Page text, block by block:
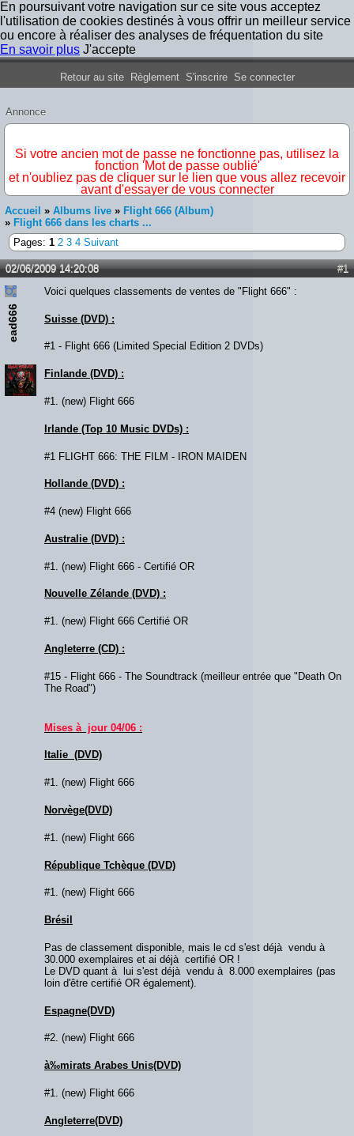
En poursuivant votre navigation sur ce site vous acceptez
l'utilisation de cookies destinés à vous offrir un meilleur service
ou encore à réaliser des analyses de fréquentation du site
En savoir plus J'accepte
Forum Iron Maiden France
Retour au site Règlement S'inscrire Se connecter
Annonce
Si votre ancien mot de passe ne fonctionne pas, utilisez la
fonction 'Mot de passe oublié'
et n'oubliez pas de cliquer sur le lien que vous allez recevoir
avant d'essayer de vous connecter
Accueil » Albums live » Flight 666 (Album)
» Flight 666 dans les charts ...
Pages: 1 2 3 4 Suivant
#1
02/06/2009 14:20:08
ead666
Voici quelques classements de ventes de "Flight 666" :
Suisse (DVD) :
#1 - Flight 666 (Limited Special Edition 2 DVDs)
Finlande (DVD) :
#1. (new) Flight 666
Irlande (Top 10 Music DVDs) :
#1 FLIGHT 666: THE FILM - IRON MAIDEN
Hollande (DVD) :
#4 (new) Flight 666
Australie (DVD) :
#1. (new) Flight 666 - Certifié OR
Nouvelle Zélande (DVD) :
#1. (new) Flight 666 Certifié OR
Angleterre (CD) :
#15 - Flight 666 - The Soundtrack (meilleur entrée que "Death On
The Road")
Mises à jour 04/06 :
Italie (DVD)
#1. (new) Flight 666
Norvège(DVD)
#1. (new) Flight 666
République Tchèque (DVD)
#1. (new) Flight 666
Brésil
Pas de classement disponible, mais le cd s'est déjà vendu à
30.000 exemplaires et ai déjà certifié OR !
Le DVD quant à lui s'est déjà vendu à 8.000 exemplaires (pas
loin d'être certifié OR également).
Espagne(DVD)
#2. (new) Flight 666
à‰mirats Arabes Unis(DVD)
#1. (new) Flight 666
Angleterre(DVD)